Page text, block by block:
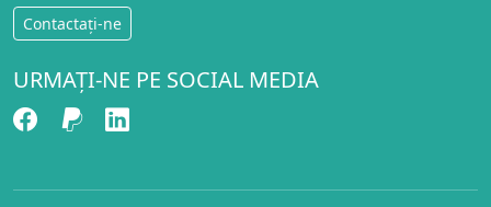
Contactați-ne
URMAȚI-NE PE SOCIAL MEDIA